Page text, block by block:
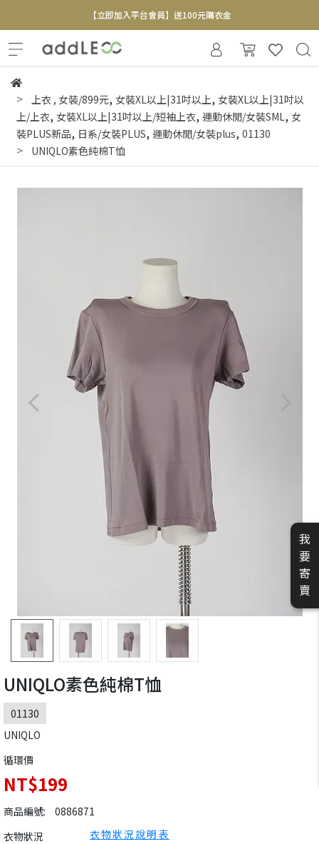
【立即加入平台會員】送100元購衣金
全新寄賣服務即將上線 敬請期待
上衣 , 女裝/899元, 女裝XL以上|31吋以上, 女裝XL以上|31吋以
上/上衣, 女裝XL以上|31吋以上/短袖上衣, 運動休閒/女裝SML, 女
裝PLUS新品, 日系/女裝PLUS, 運動休閒/女裝plus, 01130
UNIQLO素色純棉T恤
UNIQLO素色純棉T恤
01130
UNIQLO
循環價
NT$199
商品編號:
0886871
衣物狀況
衣物狀況說明表
我
要
寄
賣